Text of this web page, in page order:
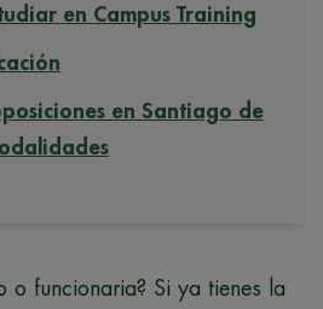
en Campus Training
en Santiago de
o funcionaria? Si ya tienes la